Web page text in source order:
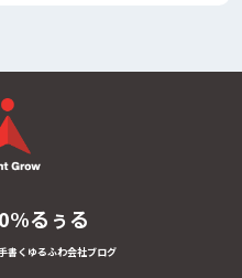
るぅる
書くゆるふわ会社ブログ